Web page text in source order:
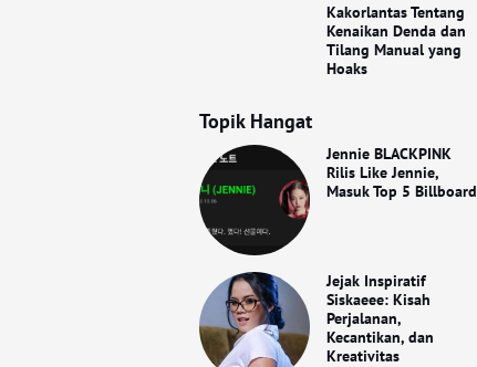
Kakorlantas Tentang
Kenaikan Denda dan
Tilang Manual yang
Hoaks
Topik Hangat
Jennie BLACKPINK
Rilis Like Jennie,
Masuk Top 5 Billboard
Jejak Inspiratif
Siskaeee: Kisah
Perjalanan,
Kecantikan, dan
Kreativitas